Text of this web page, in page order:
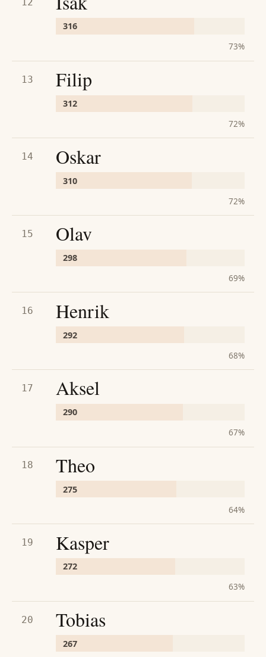
316
73%
13 Filip
312
72%
14 Oskar
310
72%
15 Olav
298
69%
16 Henrik
292
68%
17 Aksel
290
67%
18 Theo
275
64%
19 Kasper
272
63%
20 Tobias
267